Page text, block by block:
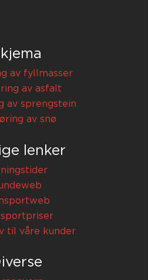
av fyllmasser
av asfalt
av sprengstein
av snø
lenker
til våre kunder